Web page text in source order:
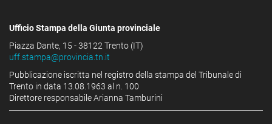
Ufficio Stampa della Giunta provinciale
Piazza Dante, 15 - 38122 Trento (IT)
uff.stampa@provincia.tn.it
Pubblicazione iscritta nel registro della stampa del Tribunale di
Trento in data 13.08.1963 al n. 100
Direttore responsabile Arianna Tamburini